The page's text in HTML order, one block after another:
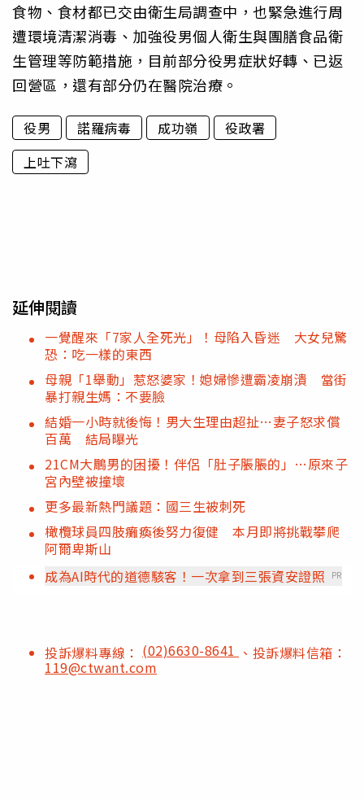
食物、食材都已交由衛生局調查中，也緊急進行周
遭環境清潔消毒、加強役男個人衛生與團膳食品衛
生管理等防範措施，目前部分役男症狀好轉、已返
回營區，還有部分仍在醫院治療。
役男 諾羅病毒 成功嶺
役政署
上吐下瀉
延伸閱讀
一覺醒來「7家人全死光」！母陷入昏迷 大女兒驚
恐：吃一樣的東西
母親「1舉動」惹怒婆家！媳婦慘遭霸凌崩潰 當街
暴打親生媽：不要臉
結婚一小時就後悔！男大生理由超扯…妻子怒求償
百萬 結局曝光
21CM大鵰男的困擾！伴侶「肚子脹脹的」…原來子
宮內壁被撞壞
更多最新熱門議題：國三生被刺死
橄欖球員四肢癱瘓後努力復健 本月即將挑戰攀爬
阿爾卑斯山
成為AI時代的道德駭客！一次拿到三張資安證照
PR
投訴爆料專線： (02)6630-8641 、投訴爆料信箱：
119@ctwant.com